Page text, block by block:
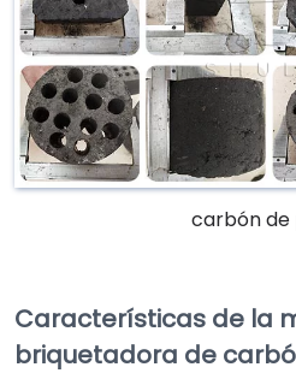
carbón de
Características de la
briquetadora de